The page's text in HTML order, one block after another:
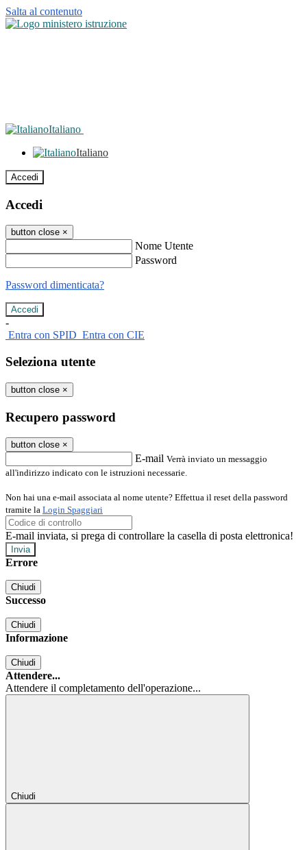
Salta al contenuto
Italiano
Italiano
Accedi
Accedi
button close ×
Nome Utente
Password
Password dimenticata?
-
Entra con SPID Entra con CIE
Seleziona utente
button close ×
Recupero password
button close ×
E-mail Verrà inviato un messaggio
all'indirizzo indicato con le istruzioni necessarie.
Non hai una e-mail associata al nome utente? Effettua il reset della password
tramite la Login Spaggiari
E-mail inviata, si prega di controllare la casella di posta elettronica!
Errore
Chiudi
Successo
Chiudi
Informazione
Chiudi
Attendere...
Attendere il completamento dell'operazione...
Chiudi